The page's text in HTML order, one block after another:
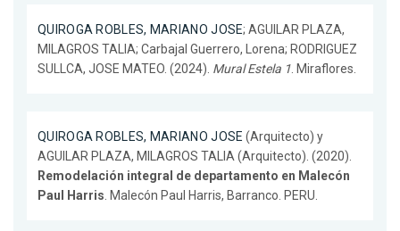
QUIROGA ROBLES, MARIANO JOSE; AGUILAR PLAZA,
MILAGROS TALIA; Carbajal Guerrero, Lorena; RODRIGUEZ
SULLCA, JOSE MATEO. (2024). Mural Estela 1. Miraflores.
QUIROGA ROBLES, MARIANO JOSE (Arquitecto) y
AGUILAR PLAZA, MILAGROS TALIA (Arquitecto). (2020).
Remodelación integral de departamento en Malecón
Paul Harris. Malecón Paul Harris, Barranco. PERU.